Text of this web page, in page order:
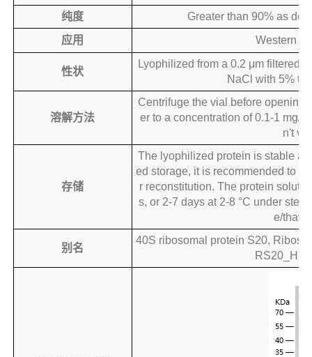
纯度
Greater than 90% as
应用
Western
性状
Lyophilized from a 0.2 μm filtered
NaCl with 5%
溶解方法
Centrifuge the vial before
er to a concentration of 0.1-1 mg/
n't
存储
The lyophilized protein is stable at
ed storage, it is recommended to
r reconstitution. The protein
s, or 2-7 days at 2-8 °C under
e/thaw
别名
40S ribosomal protein S20,